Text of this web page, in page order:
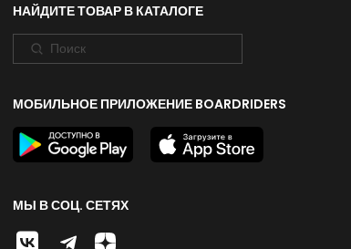
НАЙДИТЕ ТОВАР В КАТАЛОГЕ
МОБИЛЬНОЕ ПРИЛОЖЕНИЕ BOARDRIDERS
МЫ В СОЦ. СЕТЯХ